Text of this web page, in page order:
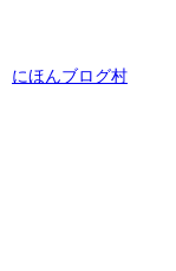
にほんブログ村